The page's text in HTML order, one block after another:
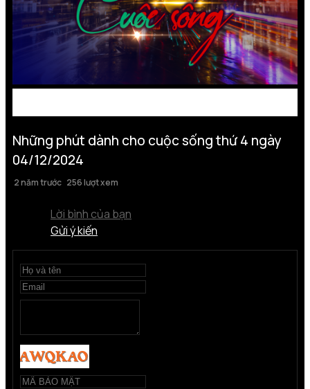
Những phút dành cho cuộc sống thứ 4 ngày
04/12/2024
2 năm trước 256 lượt xem
Lời bình của bạn
Gửi ý kiến